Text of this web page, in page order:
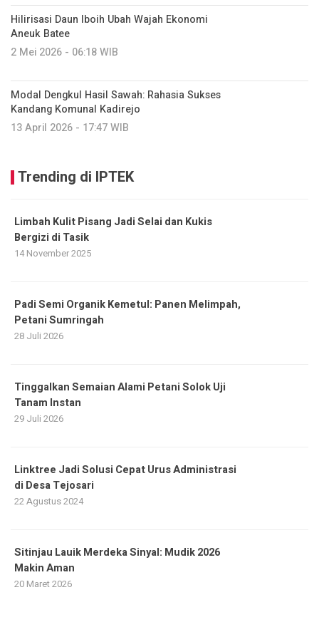
Hilirisasi Daun Iboih Ubah Wajah Ekonomi
Aneuk Batee
2 Mei 2026 - 06:18 WIB
Modal Dengkul Hasil Sawah: Rahasia Sukses
Kandang Komunal Kadirejo
13 April 2026 - 17:47 WIB
Trending di IPTEK
Limbah Kulit Pisang Jadi Selai dan Kukis
Bergizi di Tasik
14 November 2025
Padi Semi Organik Kemetul: Panen Melimpah,
Petani Sumringah
28 Juli 2026
Tinggalkan Semaian Alami Petani Solok Uji
Tanam Instan
29 Juli 2026
Linktree Jadi Solusi Cepat Urus Administrasi
di Desa Tejosari
22 Agustus 2024
Sitinjau Lauik Merdeka Sinyal: Mudik 2026
Makin Aman
20 Maret 2026